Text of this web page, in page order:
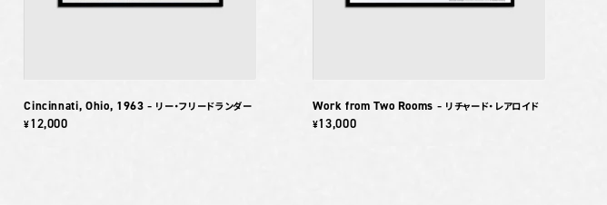
Cincinnati, Ohio, 1963 – リー・フリードランダー
¥12,000
Work from Two Rooms – リチャード・レアロイド
¥13,000